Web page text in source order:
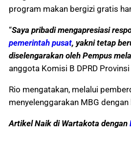
program makan bergizi gratis
“Saya pribadi mengapresiasi
pemerintah pusat, yakni tetap
diselengarakan oleh Pempus
anggota Komisi B DPRD
Rio mengatakan, melalui
menyelenggarakan MBG
Artikel Naik di Wartakota dengan